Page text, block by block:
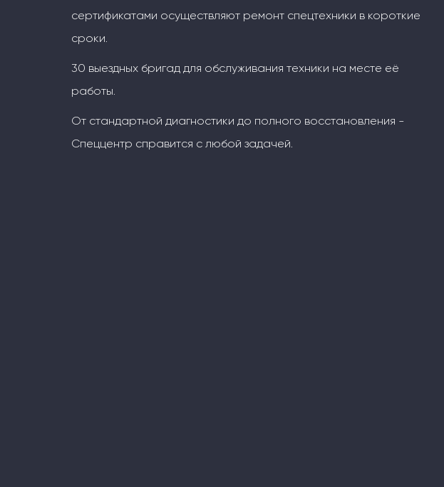
сертификатами осуществляют ремонт спецтехники в короткие
сроки.
30 выездных бригад для обслуживания техники на месте её
работы.
От стандартной диагностики до полного восстановления -
Спеццентр справится с любой задачей.